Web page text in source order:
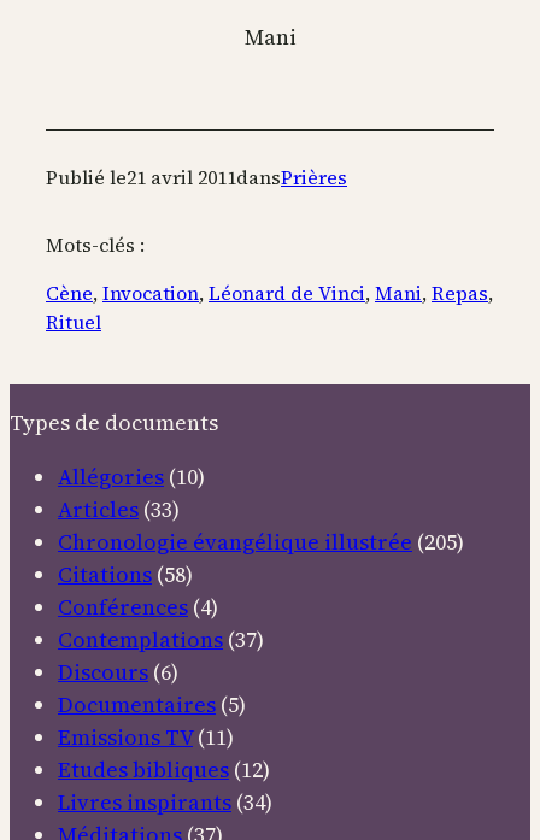
Mani
Publié le21 avril 2011dansPrières
Mots-clés :
Cène, Invocation, Léonard de Vinci, Mani, Repas
Rituel
Types de documents
Allégories (10)
Articles (33)
Chronologie évangélique illustrée (205)
Citations (58)
Conférences (4)
Contemplations (37)
Discours (6)
Documentaires (5)
Emissions TV(11)
Etudes bibliques (12)
Livres inspirants (34)